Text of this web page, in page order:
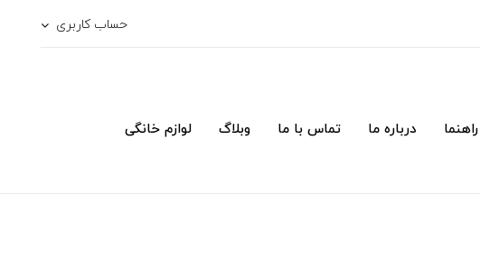
حساب کاربری
راهنما درباره ما تماس با ما وبلاگ لوازم خانگی